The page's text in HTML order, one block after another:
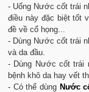
- Uống Nước cốt trái
điều này đặc biệt tốt
đề về cổ họng...
- Dùng Nước cốt trái
và da đầu.
- Dùng Nước cốt trái
bệnh khô da hay vết
- Có thể dùng Nước